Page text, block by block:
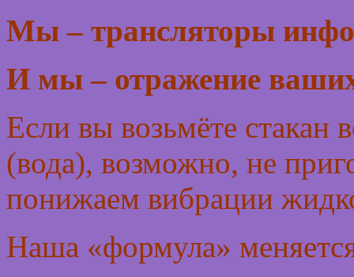
Мы – трансляторы
И мы – отражение
Если вы возьмёте стакан
(вода), возможно, не
понижаем вибрации
Наша «формула»